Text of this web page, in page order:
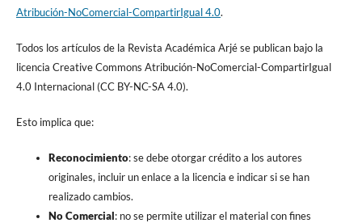
Atribución-NoComercial-CompartirIgual 4.0.
Todos los artículos de la Revista Académica Arjé se publican bajo la
licencia Creative Commons Atribución-NoComercial-CompartirIgual
4.0 Internacional (CC BY-NC-SA 4.0).
Esto implica que:
Reconocimiento: se debe otorgar crédito a los autores
originales, incluir un enlace a la licencia e indicar si se han
realizado cambios.
No Comercial: no se permite utilizar el material con fines